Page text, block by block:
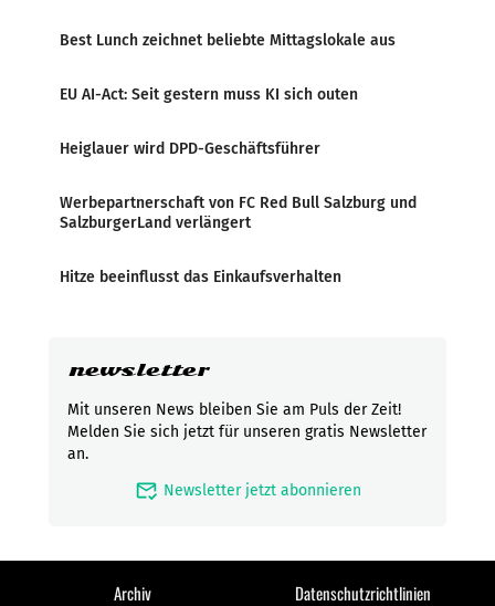
Best Lunch zeichnet beliebte Mittagslokale aus
EU AI-Act: Seit gestern muss KI sich outen
Heiglauer wird DPD-Geschäftsführer
Werbepartnerschaft von FC Red Bull Salzburg und
SalzburgerLand verlängert
Hitze beeinflusst das Einkaufsverhalten
newsletter
Mit unseren News bleiben Sie am Puls der Zeit!
Melden Sie sich jetzt für unseren gratis Newsletter
an.
mark_email_read Newsletter jetzt abonnieren
Archiv Datenschutzrichtlinien